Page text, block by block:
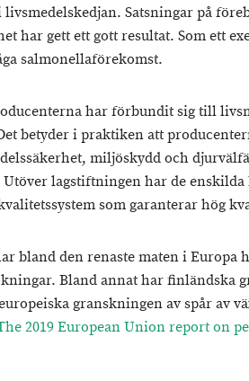
Satsningar på
har gett ett gott resultat. Som ett
salmonellaförekomst.
har förbundit sig till
betyder i praktiken att
miljöskydd och
lagstiftningen har de
som garanterar hög
bland den renaste maten i Europa
Bland annat har finländska
granskningen av spår av
2019 European Union report on